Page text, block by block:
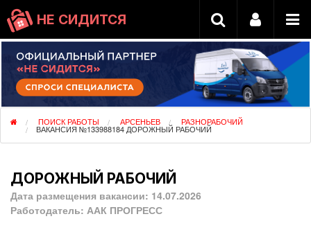
НЕ СИДИТСЯ
ПОИСК РАБОТЫ АРСЕНЬЕВ РАЗНОРАБОЧИЙ
ВАКАНСИЯ №133988184 ДОРОЖНЫЙ РАБОЧИЙ
ДОРОЖНЫЙ РАБОЧИЙ
Дата размещения вакансии: 14.07.2026
Работодатель: ААК ПРОГРЕСС